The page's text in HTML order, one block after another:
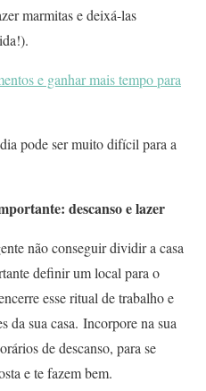
marmitas e deixá-las
e ganhar mais tempo para
pode ser muito difícil para a
descanso e lazer
não conseguir dividir a casa
definir um local para o
esse ritual de trabalho e
da sua casa. Incorpore na sua
de descanso, para se
e te fazem bem.